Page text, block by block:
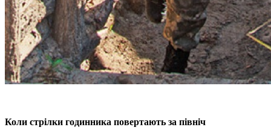
Коли стрілки годинника повертають за північ